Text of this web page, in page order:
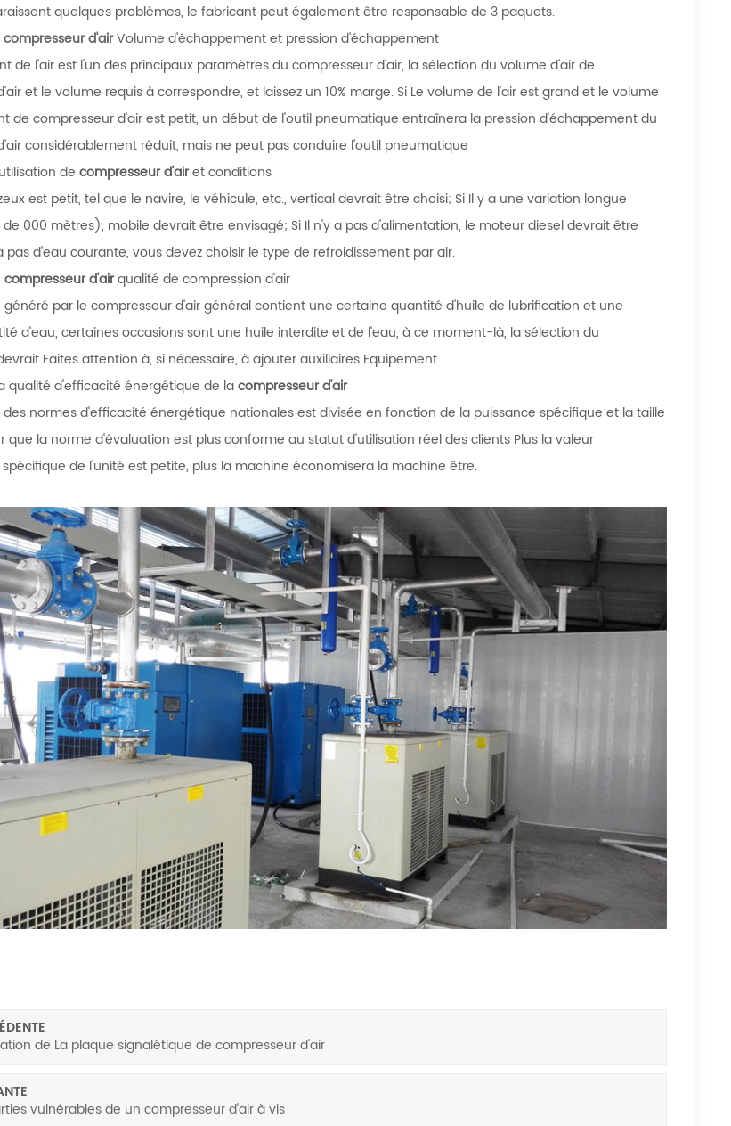
quelques problèmes, le fabricant peut également être responsable de 3 paquets.
compresseur d'airVolume d'échappement et pression d'échappement
de l'air est l'un des principaux paramètres du compresseur d'air, la sélection du volume d'air de
et le volume requis à correspondre, et laissez un 10% marge. Si Le volume de l'air est grand et le volume
de compresseur d'air est petit, un début de l'outil pneumatique entraînera la pression d'échappement du
considérablement réduit, mais ne peut pas conduire l'outil pneumatique
de compresseur d'airet conditions
est petit, tel que le navire, le véhicule, etc., vertical devrait être choisi; Si Il y a une variation longue
000 mètres), mobile devrait être envisagé; Si Il n'y a pas d'alimentation, le moteur diesel devrait être
pas d'eau courante, vous devez choisir le type de refroidissement par air.
compresseur d'airqualité de compression d'air
généré par le compresseur d'air général contient une certaine quantité d'huile de lubrification et une
d'eau, certaines occasions sont une huile interdite et de l'eau, à ce moment-là, la sélection du
Faites attention à, si nécessaire, à ajouter auxiliaires Equipement.
qualité d'efficacité énergétique de lacompresseur d'air
normes d'efficacité énergétique nationales est divisée en fonction de la puissance spécifique et la taille
que la norme d'évaluation est plus conforme au statut d'utilisation réel des clients Plus la valeur
de l'unité est petite, plus la machine économisera la machine être.
de La plaque signalétique de compresseur d'air
vulnérables de un compresseur d'air à vis